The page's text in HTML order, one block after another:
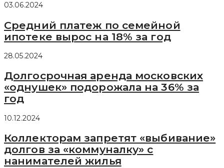
03.06.2024
Средний платеж по семейной
ипотеке вырос на 18% за год
28.05.2024
Долгосрочная аренда московских
«однушек» подорожала на 36% за
год
10.12.2024
Коллекторам запретят «выбивание»
долгов за «коммуналку» с
нанимателей жилья